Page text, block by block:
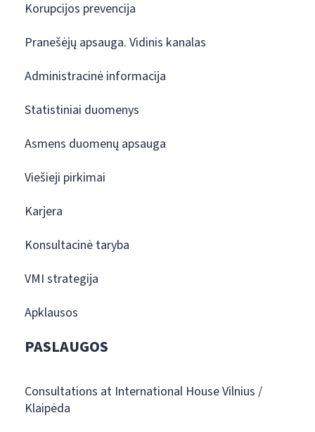
Korupcijos prevencija
Pranešėjų apsauga. Vidinis kanalas
Administracinė informacija
Statistiniai duomenys
Asmens duomenų apsauga
Viešieji pirkimai
Karjera
Konsultacinė taryba
VMI strategija
Apklausos
PASLAUGOS
Consultations at International House Vilnius /
Klaipėda